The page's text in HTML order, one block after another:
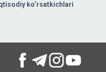
ko‘rsatkichlari